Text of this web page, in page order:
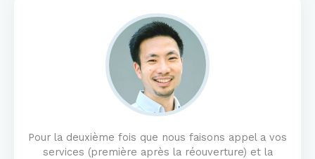
u
Pour la deuxième fois que nous faisons appel a vos
services (première après la réouverture) et la